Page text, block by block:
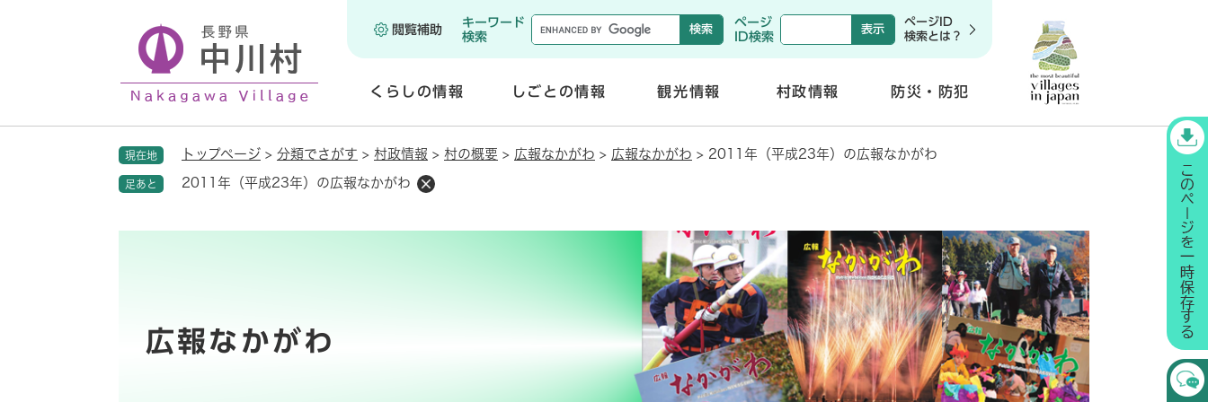
メニューを飛ばして本文へ
閲覧補助
キーワード
検索
ページ
ID検索
ページID
検索とは？
くらしの情報
く
しごとの情報
く
観光情報 村政情報
く
防災・防犯
く
現在地 トップページ > 分類でさがす > 村政情報 > 村の概要 > 広報なかがわ > 広報なかがわ > 2011年（平成23年）の広報なかがわ
足あと 2011年（平成23年）の広報なかがわ
広報なかがわ